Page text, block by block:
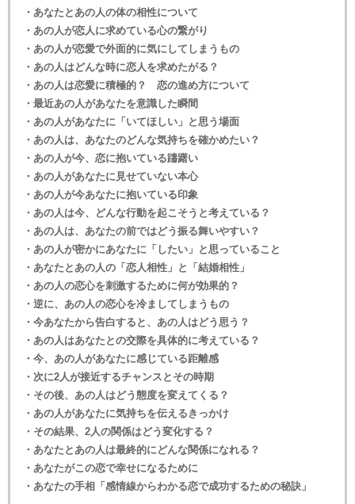
・あなたとあの人の体の相性について
・あの人が恋人に求めている心の繋がり
・あの人が恋愛で外面的に気にしてしまうもの
・あの人はどんな時に恋人を求めたがる？
・あの人は恋愛に積極的？ 恋の進め方について
・最近あの人があなたを意識した瞬間
・あの人があなたに「いてほしい」と思う場面
・あの人は、あなたのどんな気持ちを確かめたい？
・あの人が今、恋に抱いている躊躇い
・あの人があなたに見せていない本心
・あの人が今あなたに抱いている印象
・あの人は今、どんな行動を起こそうと考えている？
・あの人は、あなたの前ではどう振る舞いやすい？
・あの人が密かにあなたに「したい」と思っていること
・あなたとあの人の「恋人相性」と「結婚相性」
・あの人の恋心を刺激するために何が効果的？
・逆に、あの人の恋心を冷ましてしまうもの
・今あなたから告白すると、あの人はどう思う？
・あの人はあなたとの交際を具体的に考えている？
・今、あの人があなたに感じている距離感
・次に2人が接近するチャンスとその時期
・その後、あの人はどう態度を変えてくる？
・あの人があなたに気持ちを伝えるきっかけ
・その結果、2人の関係はどう変化する？
・あなたとあの人は最終的にどんな関係になれる？
・あなたがこの恋で幸せになるために
・あなたの手相「感情線からわかる恋で成功するための秘訣」